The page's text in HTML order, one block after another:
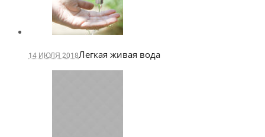
14 ИЮЛЯ 2018Легкая живая вода